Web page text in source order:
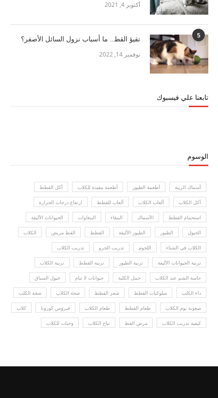
أكتوبر 4, 2021
5 تقيؤ القط.. ما أسباب نزول السائل الأصفر؟
نوفمبر 14, 2022
تابعنا علي فيسبوك
الوسوم
أسماك الزينة أطعمة الطيور أطعمة مفيدة للكلاب أكل القطط
أكل الكلاب ألعاب الكلاب ألعاب للقطط ارتفاع درجات الحرارة
استحمام القطط الأسماك الببغاء الببغاوات الحيوانات الأليفة
الخيول الطيور الطيور الأليفة القطط القط مريض الكلاب
الكلاب في الشتاء اللحوم تدريب الجرو تدريب الكلاب
تربية الحيوانات الأليفة تربية الطيور تربية القطط تربية الكلاب
حاسة الشم عند الكلاب حمل الكلبة حيوانات لا تنام خيول السباق
داء الكلب سلوكيات القطط شعر القطط صحة الكلاب صحة الكلب
صعوبة نوم الكلاب طعام القطط طعام الكلاب فيروس كورونا كلاب
كيفية تدريب الكلاب مرض القط نباح الكلاب وجبات للكلاب